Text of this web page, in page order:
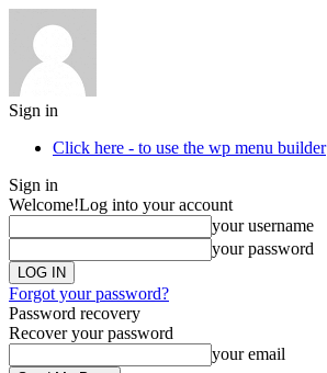
Sign in
Click here - to use the wp menu builder
Sign in
Welcome!Log into your account
your username
your password
Forgot your password?
Password recovery
Recover your password
your email